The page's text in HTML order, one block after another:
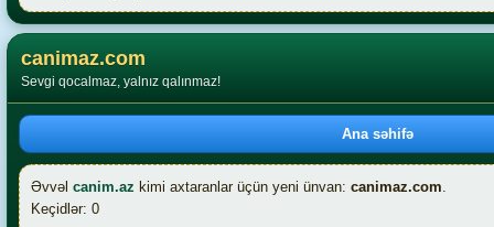
canimaz.com
Sevgi qocalmaz, yalnız qalınmaz!
Ana səhifə
Əvvəl canim.az kimi axtaranlar üçün yeni ünvan: canimaz.com.
Keçidlər: 0